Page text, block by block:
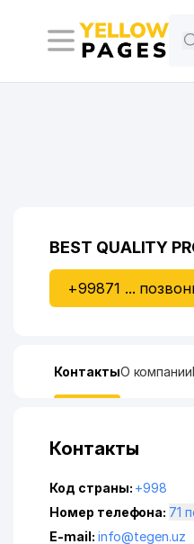
BEST QUALITY
+99871 ...
КонтактыО компании
Контакты
Код страны: +998
Номер телефона:
E-mail: info@tegen.uz